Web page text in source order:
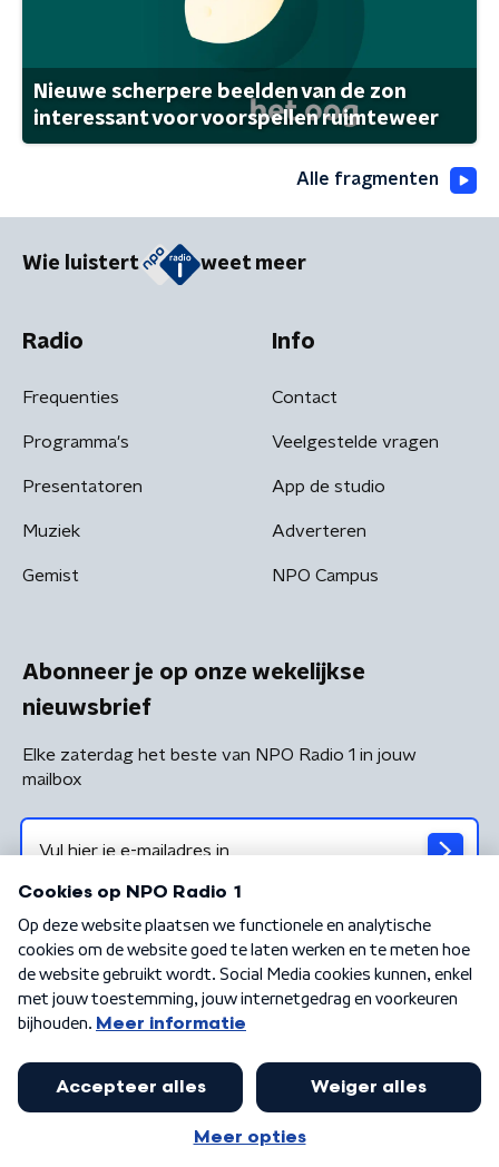
Nieuwe scherpere beelden van de zon
interessant voor voorspellen ruimteweer
Alle fragmenten
Wie luistert weet meer
Radio
Frequenties
Programma's
Presentatoren
Muziek
Gemist
Info
Contact
Veelgestelde vragen
App de studio
Adverteren
NPO Campus
Abonneer je op onze wekelijkse
nieuwsbrief
Elke zaterdag het beste van NPO Radio 1 in jouw
mailbox
Algemene voorwaarden